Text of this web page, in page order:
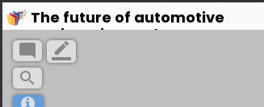
The future of automotive
engineering and assessments
mode_comment
border_color
search